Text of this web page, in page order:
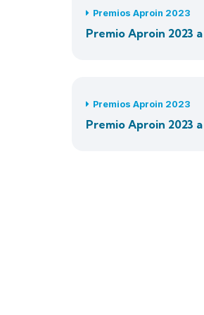
Premios Aproin 2023
Premio Aproin 2023
Premios Aproin 2023
Premio Aproin 2023